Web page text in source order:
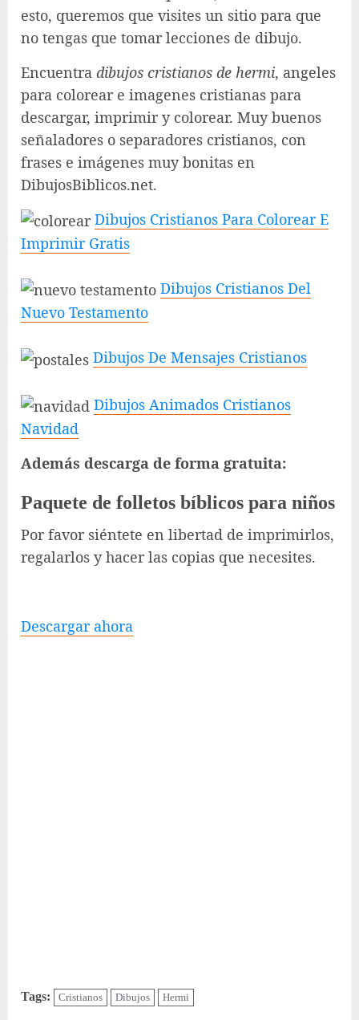
esto, queremos que visites un sitio para que
no tengas que tomar lecciones de dibujo.
Encuentra dibujos cristianos de hermi, angeles
para colorear e imagenes cristianas para
descargar, imprimir y colorear. Muy buenos
señaladores o separadores cristianos, con
frases e imágenes muy bonitas en
DibujosBiblicos.net.
Dibujos Cristianos Para Colorear E
Imprimir Gratis
Dibujos Cristianos Del
Nuevo Testamento
Dibujos De Mensajes Cristianos
Dibujos Animados Cristianos
Navidad
Además descarga de forma gratuita:
Paquete de folletos bíblicos para niños
Por favor siéntete en libertad de imprimirlos,
regalarlos y hacer las copias que necesites.
Descargar ahora
Tags: Cristianos Dibujos Hermi